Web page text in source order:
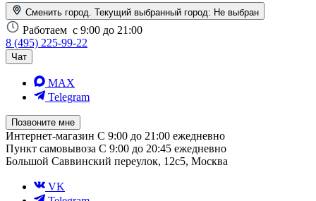
Сменить город. Текущий выбранный город: Не выбран
Работаем с 9:00 до 21:00
8 (495) 225-99-22
Чат
MAX
Telegram
Позвоните мне
Интернет-магазин С 9:00 до 21:00 ежедневно
Пункт самовывоза С 9:00 до 20:45 ежедневно
Большой Саввинский переулок, 12с5, Москва
VK